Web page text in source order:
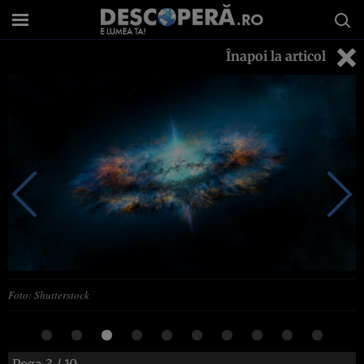
Înapoi la articol
Foto: Shutterstock